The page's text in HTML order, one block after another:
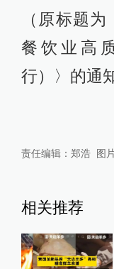
（原标题
餐饮业高
行）〉的通
责任编辑： 郑浩 图
相关推荐